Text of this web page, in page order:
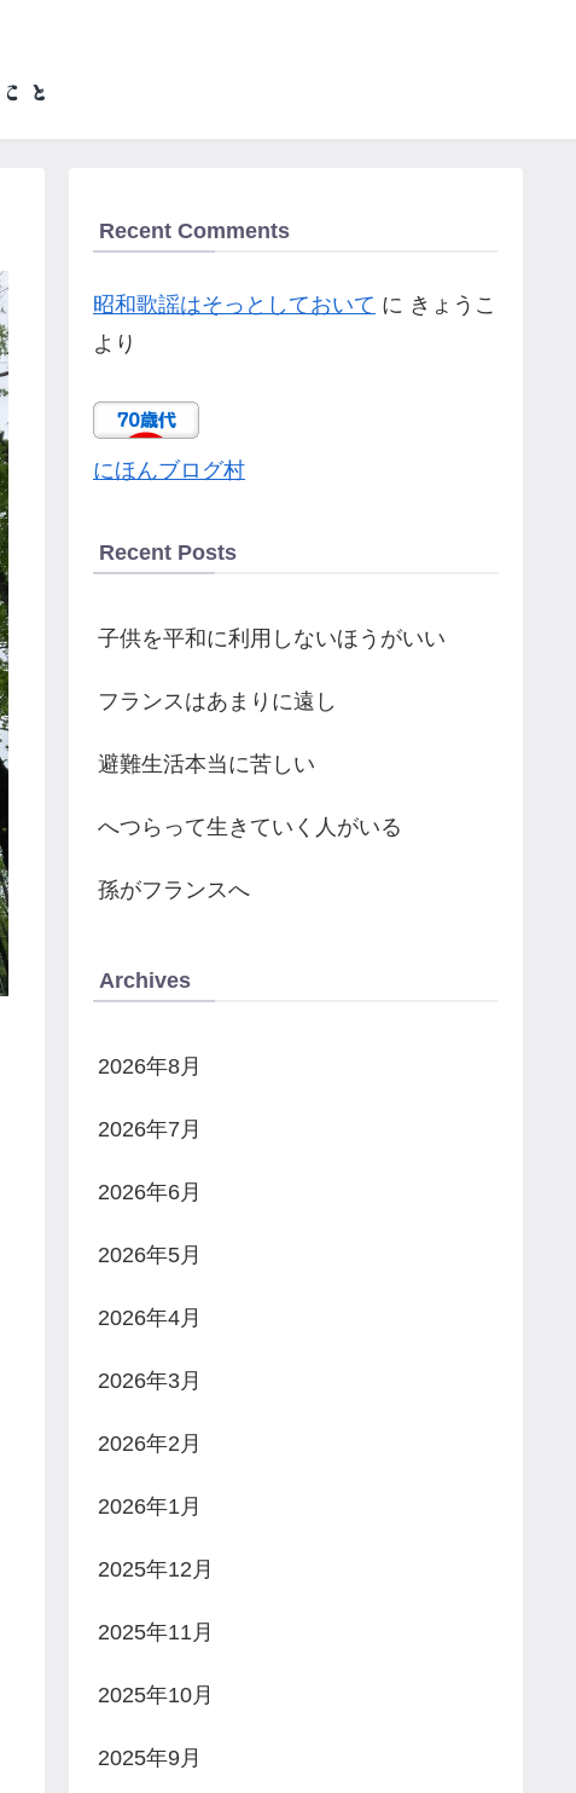
Recent Comments
昭和歌謡はそっとしておいて に きょうこ
より
にほんブログ村
Recent Posts
子供を平和に利用しないほうがいい
フランスはあまりに遠し
避難生活本当に苦しい
へつらって生きていく人がいる
孫がフランスへ
Archives
2026年8月
2026年7月
2026年6月
2026年5月
2026年4月
2026年3月
2026年2月
2026年1月
2025年12月
2025年11月
2025年10月
2025年9月